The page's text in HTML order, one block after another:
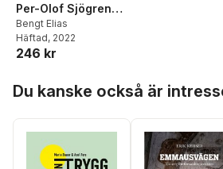
Per-Olof Sjögrens
pastorala
arbetsprogram och
verksamhet 1951-
Bengt Elias
Häftad, 2022
246 kr
Du kanske också är